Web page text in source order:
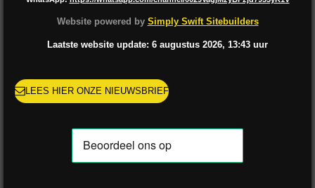
b
k
a
a
o
e
r
s
u
b
e
s
A
p
p
Website powered by Simply Swift Sitebuilders
Laatste website update: 6 augustus 2026, 13:43 uur
LEES HIER ONZE NIEUWSBRIEF